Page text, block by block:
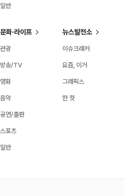
일반
문화·라이프
관광
방송/TV
영화
음악
공연/출판
스포츠
일반
뉴스발전소
이슈크래커
요즘, 이거
그래픽스
한 컷